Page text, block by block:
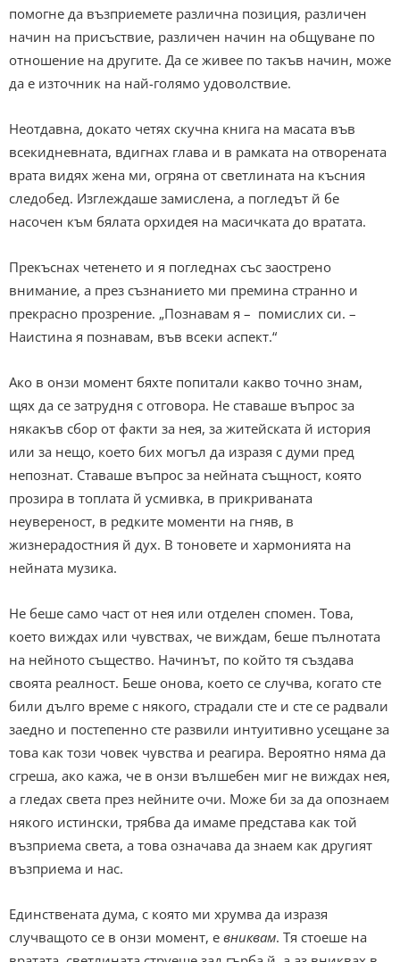
помогне да възприемете различна позиция, различен
начин на присъствие, различен начин на общуване по
отношение на другите. Да се живее по такъв начин, може
да е източник на най-голямо удоволствие.
Неотдавна, докато четях скучна книга на масата във
всекидневната, вдигнах глава и в рамката на отворената
врата видях жена ми, огряна от светлината на късния
следобед. Изглеждаше замислена, а погледът й бе
насочен към бялата орхидея на масичката до вратата.
Прекъснах четенето и я погледнах със заострено
внимание, а през съзнанието ми премина странно и
прекрасно прозрение. „Познавам я – помислих си. –
Наистина я познавам, във всеки аспект.“
Ако в онзи момент бяхте попитали какво точно знам,
щях да се затрудня с отговора. Не ставаше въпрос за
някакъв сбор от факти за нея, за житейската й история
или за нещо, което бих могъл да изразя с думи пред
непознат. Ставаше въпрос за нейната същност, която
прозира в топлата й усмивка, в прикриваната
неувереност, в редките моменти на гняв, в
жизнерадостния й дух. В тоновете и хармонията на
нейната музика.
Не беше само част от нея или отделен спомен. Това,
което виждах или чувствах, че виждам, беше пълнотата
на нейното същество. Начинът, по който тя създава
своята реалност. Беше онова, което се случва, когато сте
били дълго време с някого, страдали сте и сте се радвали
заедно и постепенно сте развили интуитивно усещане за
това как този човек чувства и реагира. Вероятно няма да
сгреша, ако кажа, че в онзи вълшебен миг не виждах нея,
а гледах света през нейните очи. Може би за да опознаем
някого истински, трябва да имаме представа как той
възприема света, а това означава да знаем как другият
възприема и нас.
Единствената дума, с която ми хрумва да изразя
случващото се в онзи момент, е вниквам. Тя стоеше на